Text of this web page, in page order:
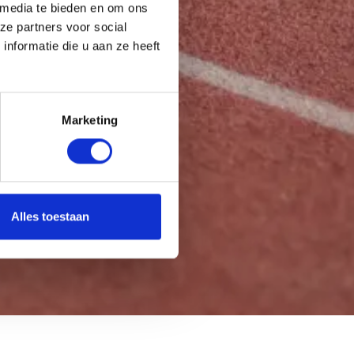
te bieden en om ons
partners voor social
die u aan ze heeft
Marketing
Alles toestaan